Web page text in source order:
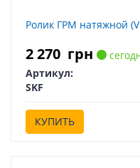
Ролик ГРМ натяжной
2 270 грн
Артикул:
SKF
КУПИТЬ